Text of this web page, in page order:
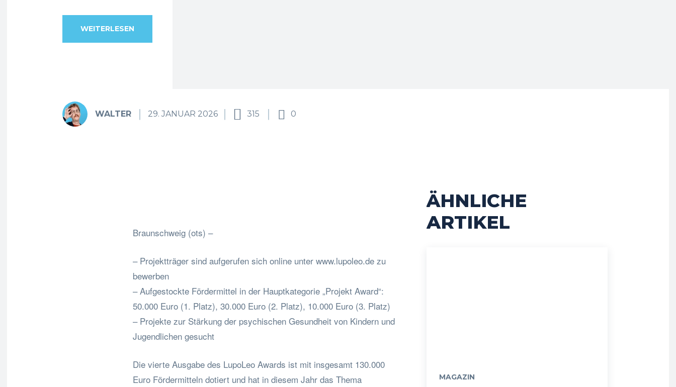
WEITERLESEN
WALTER 29. JANUAR 2026 315 0
WhatsApp
Braunschweig (ots) –
– Projektträger sind aufgerufen sich online unter www.lupoleo.de zu
bewerben
– Aufgestockte Fördermittel in der Hauptkategorie „Projekt Award“:
50.000 Euro (1. Platz), 30.000 Euro (2. Platz), 10.000 Euro (3. Platz)
– Projekte zur Stärkung der psychischen Gesundheit von Kindern und
Jugendlichen gesucht
Die vierte Ausgabe des LupoLeo Awards ist mit insgesamt 130.000
Euro Fördermitteln dotiert und hat in diesem Jahr das Thema
ÄHNLICHE
ARTIKEL
MAGAZIN